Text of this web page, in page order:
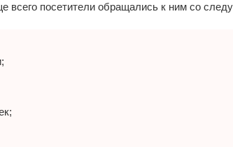
всего посетители обращались к ним со